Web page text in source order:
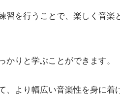
習を行うことで、楽しく音楽
りと学ぶことができます。
より幅広い音楽性を身に着